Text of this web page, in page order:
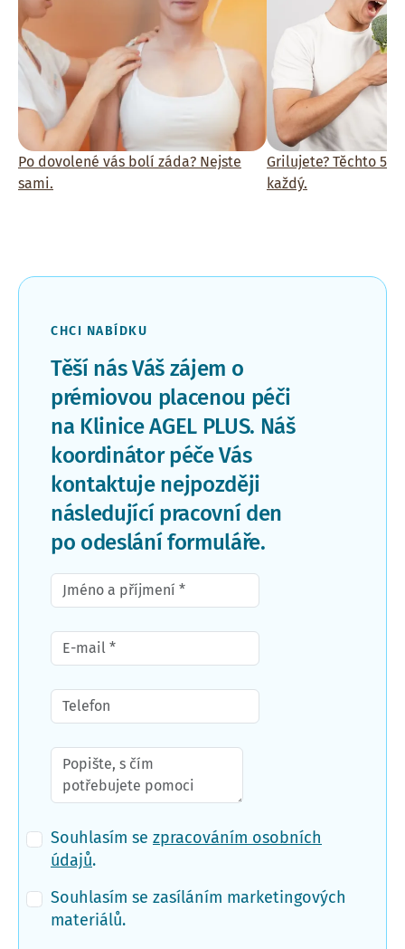
Po dovolené vás bolí záda? Nejste
sami.
Grilujete? Těchto 5
každý.
CHCI NABÍDKU
Těší nás Váš zájem o
prémiovou placenou péči
na Klinice AGEL PLUS. Náš
koordinátor péče Vás
kontaktuje nejpozději
následující pracovní den
po odeslání formuláře.
Souhlasím se zpracováním osobních
údajů.
Souhlasím se zasíláním marketingových
materiálů.